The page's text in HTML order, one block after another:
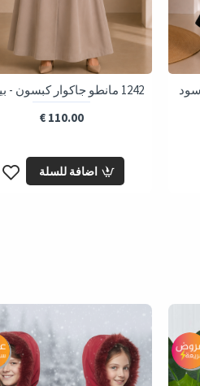
1242 مانطو جاكوار كبسون - بيج
110.00 €
اضافة للسلة